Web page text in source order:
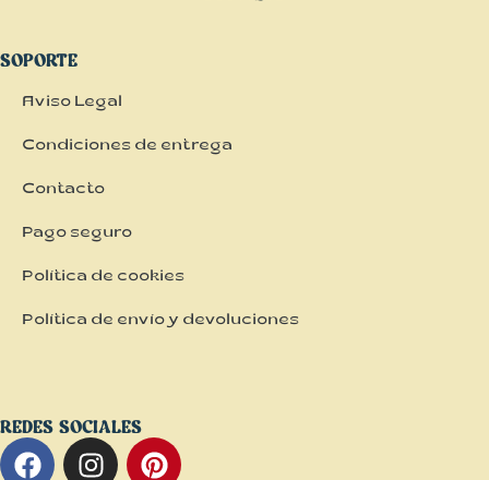
SOPORTE
Aviso Legal
Condiciones de entrega
Contacto
Pago seguro
Política de cookies
Política de envío y devoluciones
REDES SOCIALES